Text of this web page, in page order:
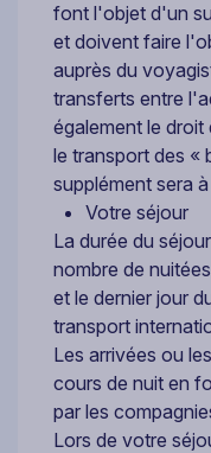
font l'objet d'un
et doivent faire
auprès du
transferts entre
également le
le transport des «
supplément sera
Votre séjour
La durée du
nombre de
et le dernier jour
transport
Les arrivées ou
cours de nuit en
par les
Lors de votre